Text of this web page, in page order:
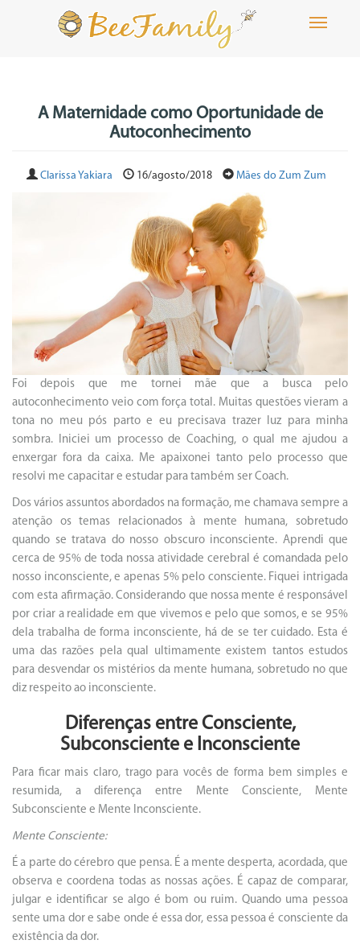
Toggle
A Maternidade como Oportunidade de
Autoconhecimento
Clarissa Yakiara 16/agosto/2018 Mães do Zum Zum
Foi depois que me tornei mãe que a busca pelo
autoconhecimento veio com força total. Muitas questões vieram a
tona no meu pós parto e eu precisava trazer luz para minha
sombra. Iniciei um processo de Coaching, o qual me ajudou a
enxergar fora da caixa. Me apaixonei tanto pelo processo que
resolvi me capacitar e estudar para também ser Coach.
Dos vários assuntos abordados na formação, me chamava sempre a
atenção os temas relacionados à mente humana, sobretudo
quando se tratava do nosso obscuro inconsciente. Aprendi que
cerca de 95% de toda nossa atividade cerebral é comandada pelo
nosso inconsciente, e apenas 5% pelo consciente. Fiquei intrigada
com esta afirmação. Considerando que nossa mente é responsável
por criar a realidade em que vivemos e pelo que somos, e se 95%
dela trabalha de forma inconsciente, há de se ter cuidado. Esta é
uma das razões pela qual ultimamente existem tantos estudos
para desvendar os mistérios da mente humana, sobretudo no que
diz respeito ao inconsciente.
Diferenças entre Consciente,
Subconsciente e Inconsciente
Para ficar mais claro, trago para vocês de forma bem simples e
resumida, a diferença entre Mente Consciente, Mente
Subconsciente e Mente Inconsciente.
Mente Consciente:
É a parte do cérebro que pensa. É a mente desperta, acordada, que
observa e coordena todas as nossas ações. É capaz de comparar,
julgar e identificar se algo é bom ou ruim. Quando uma pessoa
sente uma dor e sabe onde é essa dor, essa pessoa é consciente da
existência da dor.